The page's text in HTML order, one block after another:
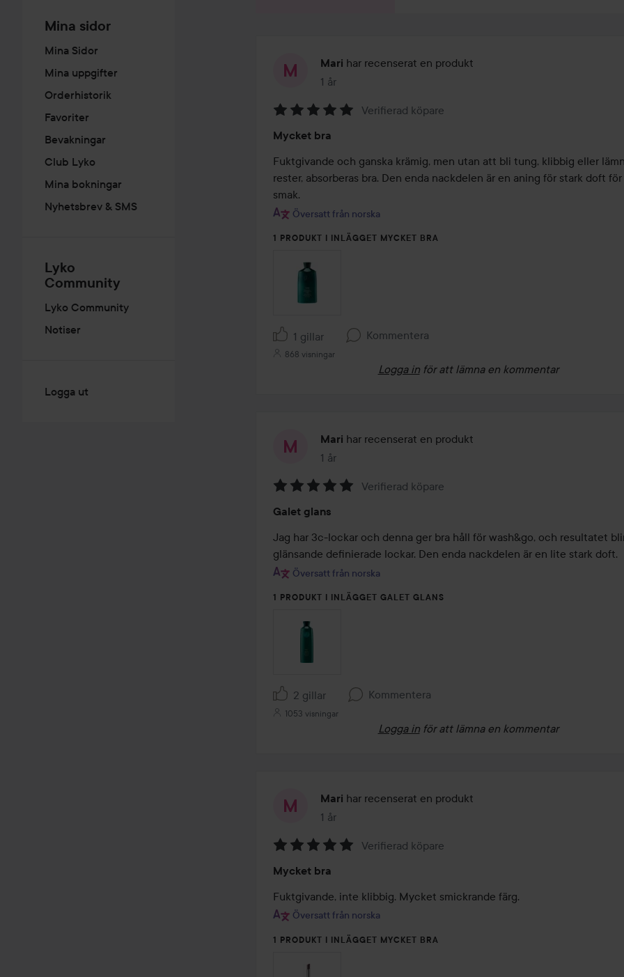
Mina sidor
Mina Sidor
Mina uppgifter
Orderhistorik
Favoriter
Bevakningar
Club Lyko
Mina bokningar
Nyhetsbrev & SMS
Lyko
Community
Lyko Community
Notiser
Logga ut
Mari har recenserat en produkt
1 år
Inlägget skapades 1 år
5
av
5
Verifierad köpare
Mycket bra
Fuktgivande och ganska krämig, men utan att bli tung, klibbig eller
rester, absorberas bra. Den enda nackdelen är en aning för stark doft
smak.
Översatt från norska
1 PRODUKT I INLÄGGET MYCKET BRA
1 gillar Kommentera
868 visningar
Logga in för att lämna en kommentar
Mari har recenserat en produkt
1 år
Inlägget skapades 1 år
5
av
5
Verifierad köpare
Galet glans
Jag har 3c-lockar och denna ger bra håll för wash&go, och resultatet
glänsande definierade lockar. Den enda nackdelen är en lite stark doft.
Översatt från norska
1 PRODUKT I INLÄGGET GALET GLANS
2 gillar Kommentera
1053 visningar
Logga in för att lämna en kommentar
Mari har recenserat en produkt
1 år
Inlägget skapades 1 år
5
av
5
Verifierad köpare
Mycket bra
Fuktgivande, inte klibbig. Mycket smickrande färg.
Översatt från norska
1 PRODUKT I INLÄGGET MYCKET BRA